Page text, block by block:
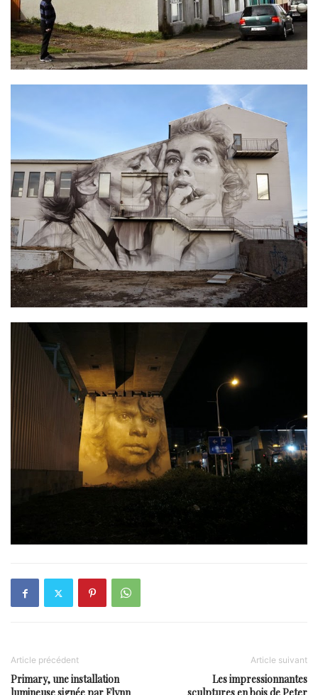
Article précédent
Primary, une installation
Article suivant
Les impressionnantes